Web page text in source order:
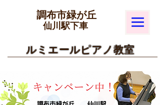
​ルミエールピアノ教室
​調布市緑が丘
​仙川駅下車